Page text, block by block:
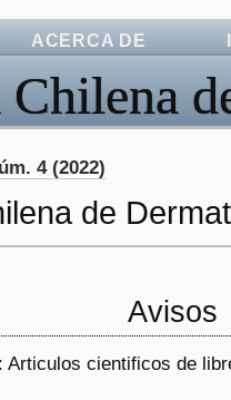
Chilena
ACERCA DE
4 (2022)
de
Avisos
Articulos cientificos de